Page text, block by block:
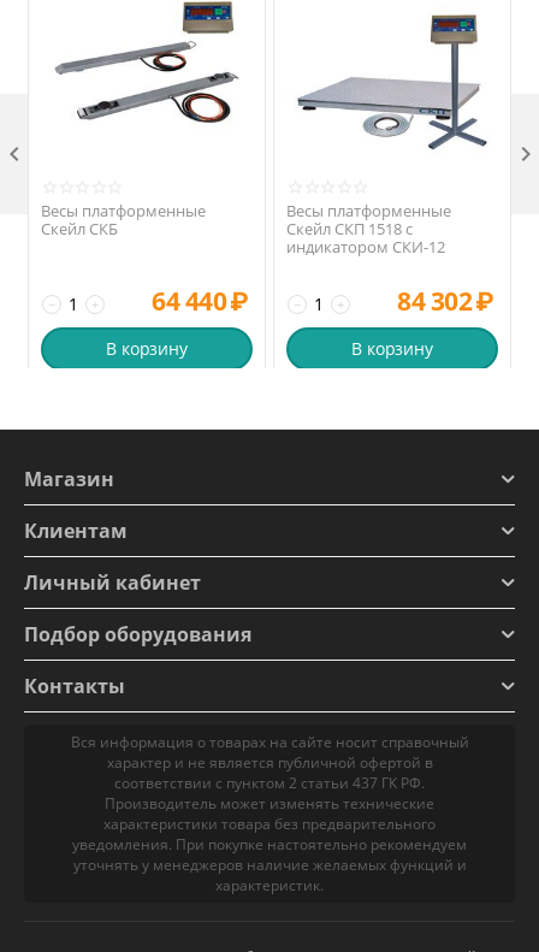
Весы платформенные
Скейл СКБ
+
− 64 440₽
В корзину
Весы платформенные
Скейл СКП 1518 с
индикатором СКИ-12
+
− 84 302₽
В корзину
 
Магазин
Клиентам
Личный кабинет
Подбор оборудования
Контакты
Вся информация о товарах на сайте носит справочный
характер и не является публичной офертой в
соответствии с пунктом 2 статьи 437 ГК РФ.
Производитель может изменять технические
характеристики товара без предварительного
уведомления. При покупке настоятельно рекомендуем
уточнять у менеджеров наличие желаемых функций и
характеристик.